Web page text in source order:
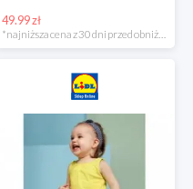
49.99 zł
*najniższa cena z 30 dni przed obniżką